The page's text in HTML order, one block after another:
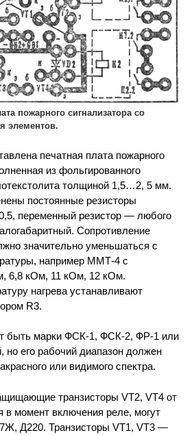
пожарного сигнализатора со
элементов.
печатная плата пожарного
из фольгированного
толщиной 1,5…2, 5 мм.
постоянные резисторы
переменный резистор — любого
Сопротивление
значительно уменьшаться с
например ММТ-4 с
6,8 кОм, 11 кОм, 12 кОм.
нагрева устанавливают
R3.
быть марки ФСК-1, ФСК-2, ФР-1 или
но его рабочий диапазон должен
или видимого спектра.
транзисторы VT2, VT4 от
в момент включения реле, могут
Д220. Транзисторы VT1, VT3 —